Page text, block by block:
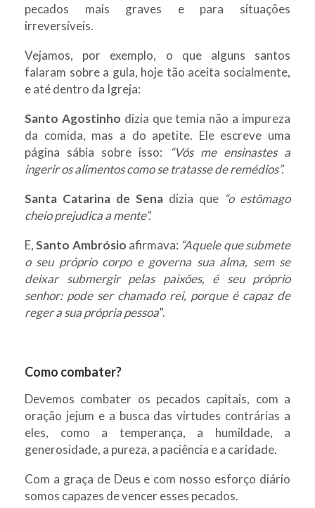
pecados mais graves e para situações
irreversíveis.
Vejamos, por exemplo, o que alguns santos
falaram sobre a gula, hoje tão aceita socialmente,
e até dentro da Igreja:
Santo Agostinho dizia que temia não a impureza
da comida, mas a do apetite. Ele escreve uma
página sábia sobre isso:
“Vós me ensinastes a
ingerir os alimentos como se tratasse de remédios”.
Santa Catarina de Sena dizia que “o estômago
cheio prejudica a mente”.
E,Santo Ambrósio afirmava: “Aquele que submete
o seu próprio corpo e governa sua alma, sem se
deixar submergir pelas paixões, é seu próprio
senhor: pode ser chamado rei, porque é capaz de
reger a sua própria pessoa”.
Como combater?
Devemos combater os pecados capitais, com a
oração jejum e a busca das virtudes contrárias a
eles, como a temperança, a humildade, a
generosidade, a pureza, a paciência e a caridade.
Com a graça de Deus e com nosso esforço diário
somos capazes de vencer esses pecados.